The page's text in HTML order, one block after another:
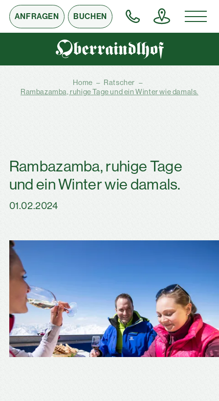
ANFRAGEN BUCHEN
Home – Ratscher –
Rambazamba, ruhige Tage und ein Winter wie damals.
Rambazamba, ruhige Tage
und ein Winter wie damals.
01.02.2024